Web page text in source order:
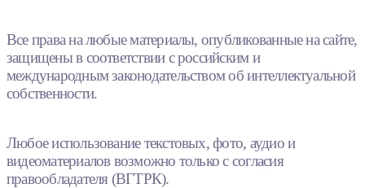
Все права на любые материалы, опубликованные на сайте,
защищены в соответствии с российским и
международным законодательством об интеллектуальной
собственности.
Любое использование текстовых, фото, аудио и
видеоматериалов возможно только с согласия
правообладателя (ВГТРК).